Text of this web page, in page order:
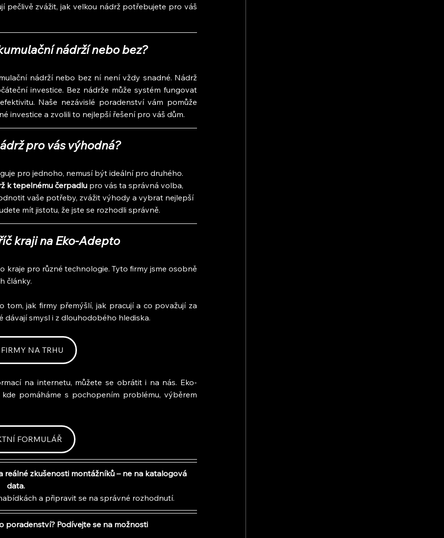
pečlivě zvážit, jak velkou nádrž potřebujete pro váš
nádrží nebo bez?
nádrží nebo bez ní není vždy snadné. Nádrž
investice. Bez nádrže může systém fungovat
Naše nezávislé poradenství vám pomůže
investice a zvolili to nejlepší řešení pro váš dům.
pro vás výhodná?
pro jednoho, nemusí být ideální pro druhého.
k tepelnému čerpadlu pro vás ta správná volba,
vaše potřeby, zvážit výhody a vybrat nejlepší
mít jistotu, že jste se rozhodli správně.
kraji na Eko-Adepto
kraje pro různé technologie. Tyto firmy jsme osobně
články.
jak firmy přemýšlí, jak pracují a co považují za
dávají smysl i z dlouhodobého hlediska.
NA TRHU
na internetu, můžete se obrátit i na nás. Eko-
pomáháme s pochopením problému, výběrem
FORMULÁŘ
zkušenosti montážníků – ne na katalogová
data.
a připravit se na správné rozhodnutí.
poradenství? Podívejte se na možnosti